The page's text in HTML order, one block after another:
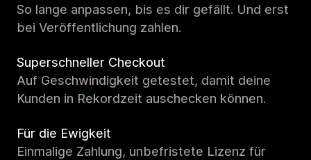
So lange anpassen, bis es dir gefällt. Und erst
bei Veröffentlichung zahlen.
Superschneller Checkout
Auf Geschwindigkeit getestet, damit deine
Kunden in Rekordzeit auschecken können.
Für die Ewigkeit
Einmalige Zahlung, unbefristete Lizenz für